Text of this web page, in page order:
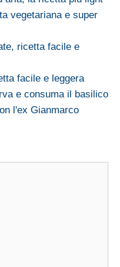
vegetariana e super
ricetta facile e
facile e leggera
e consuma il basilico
l'ex Gianmarco